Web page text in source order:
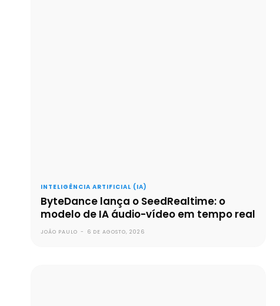
INTELIGÊNCIA ARTIFICIAL (IA)
ByteDance lança o SeedRealtime: o
modelo de IA áudio-vídeo em tempo real
JOÃO PAULO - 6 DE AGOSTO, 2026